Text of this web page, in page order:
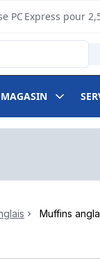
PC Express pour
Muffins